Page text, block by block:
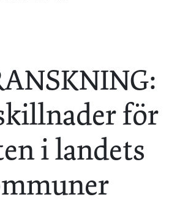
för
i landets